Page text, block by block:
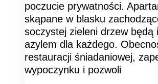
poczucie prywatności.
skąpane w blasku
soczystej zieleni drzew będą
azylem dla każdego.
restauracji śniadaniowej,
wypoczynku i pozwoli